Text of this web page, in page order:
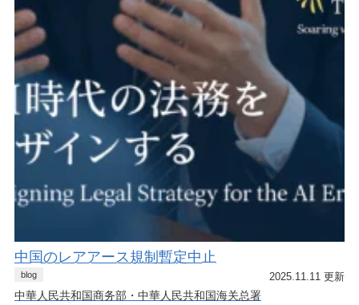
中国のレアアース規制暫定中止
blog 2025.11.11 更新
中華人民共和国商务部・中華人民共和国海关总署